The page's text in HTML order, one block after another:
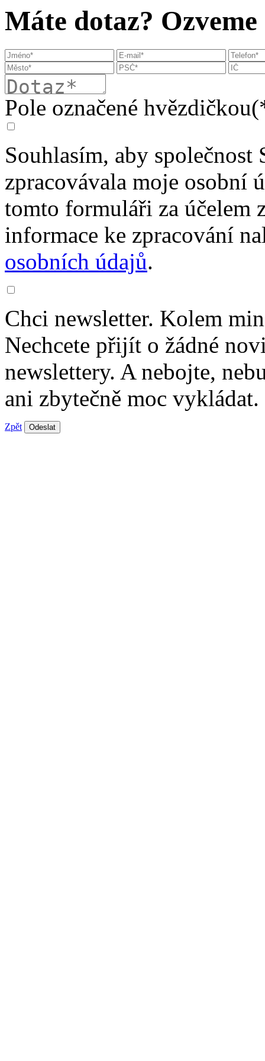
Máte dotaz? Ozveme
Pole označené
Souhlasím, aby společnost
zpracovávala moje osobní
tomto formuláři za účelem
informace ke zpracování
osobních údajů.
Chci newsletter. Kolem
Nechcete přijít o žádné
newslettery. A nebojte,
ani zbytečně moc vykládat.
Zpět Odeslat